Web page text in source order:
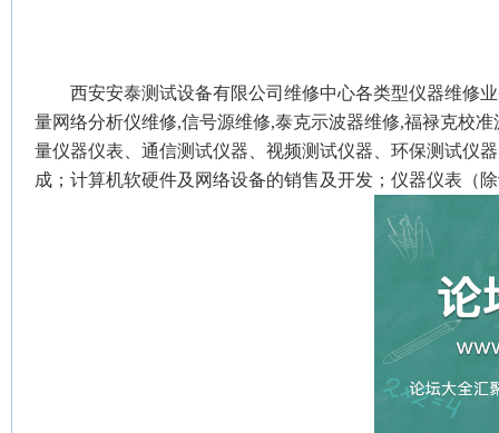
西安安泰测试设备有限公司维修中心各类型仪器维修
量网络分析仪维修,信号源维修,泰克示波器维修,福禄克校
量仪器仪表、通信测试仪器、视频测试仪器、环保测试仪
成；计算机软硬件及网络设备的销售及开发；仪器仪表（